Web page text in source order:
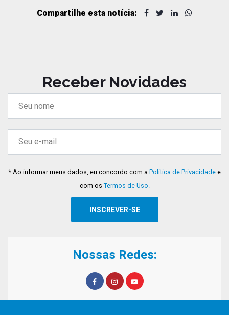
Compartilhe esta notícia:
Receber Novidades
* Ao informar meus dados, eu concordo com a Política de Privacidadee
com os Termos de Uso.
Nossas Redes: